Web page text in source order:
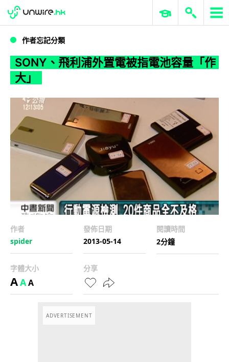
SONY、飛利浦外置電被指電池容量「作大」
WWDC 2026 ERP 與商業 AI
作者忘記分類
SONY、飛利浦外置電被指電池容量「作
大」
作者
spider
發佈日期
2013-05-14
閱讀時間
2分鐘
字體大小
AAA
分享
ADVERTISEMENT